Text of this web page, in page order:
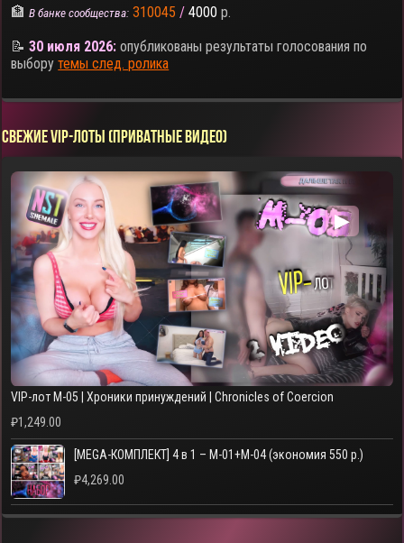
🏦В банке сообщества: 310045 / 4000 р.
📝30 июля 2026: опубликованы результаты голосования по
выборутемы след. ролика
СВЕЖИЕ VIP-ЛОТЫ (ПРИВАТНЫЕ ВИДЕО)
▶
VIP-лот M-05 | Хроники принуждений | Chronicles of Coercion
₽1,249.00
[MEGA-КОМПЛЕКТ] 4 в 1 – M-01+M-04 (экономия 550 р.)
₽4,269.00